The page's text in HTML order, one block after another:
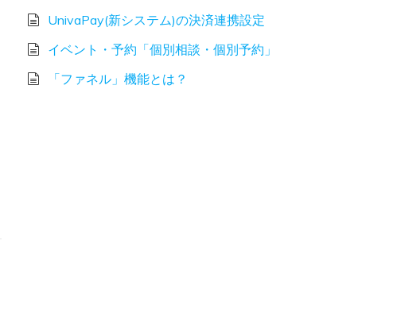
UnivaPay(新システム)の決済連携設定
イベント・予約「個別相談・個別予約」
「ファネル」機能とは？